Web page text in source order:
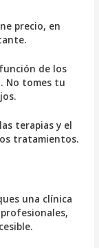
precio, en
de los
No tomes tu
terapias y el
tratamientos.
una clínica